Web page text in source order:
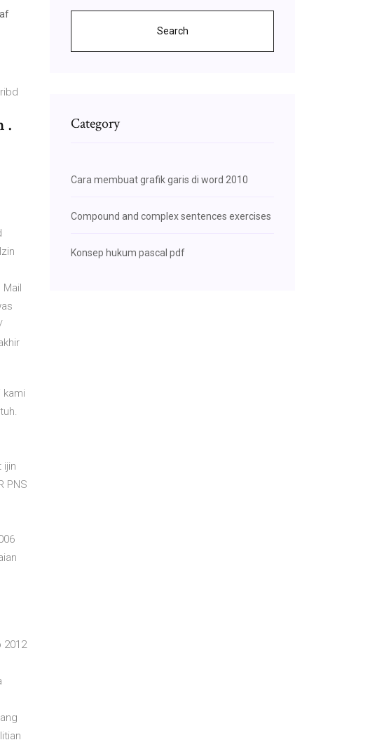
.
kami
ijin
PNS
2012
Search
Category
Cara membuat grafik garis di word 2010
Compound and complex sentences exercises
Konsep hukum pascal pdf